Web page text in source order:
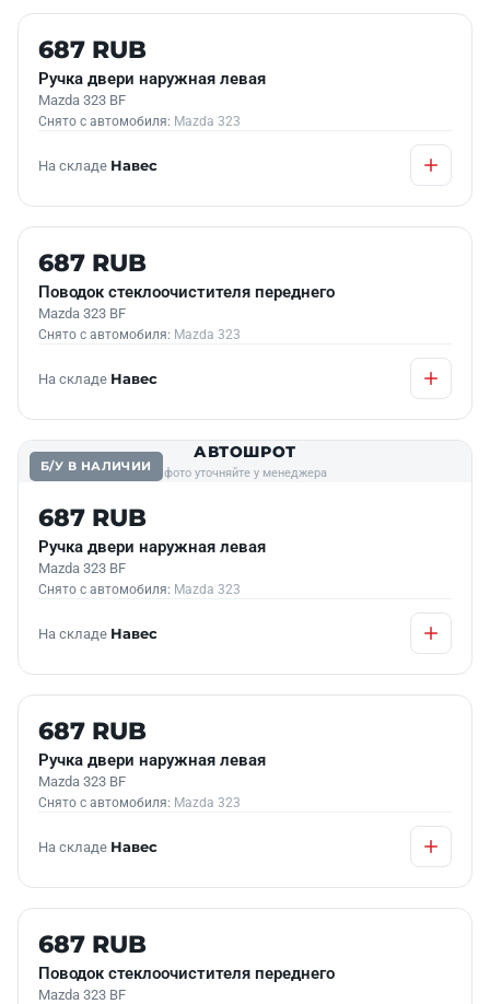
Б/У В НАЛИЧИИ
687 RUB
Ручка двери наружная левая
Mazda 323 BF
Снято с автомобиля: Mazda 323
На складе Навес
Б/У В НАЛИЧИИ
687 RUB
Поводок стеклоочистителя переднего
Mazda 323 BF
Снято с автомобиля: Mazda 323
На складе Навес
Б/У В НАЛИЧИИ
АВТОШРОТ
фото уточняйте у менеджера
687 RUB
Ручка двери наружная левая
Mazda 323 BF
Снято с автомобиля: Mazda 323
На складе Навес
Б/У В НАЛИЧИИ
687 RUB
Ручка двери наружная левая
Mazda 323 BF
Снято с автомобиля: Mazda 323
На складе Навес
Б/У В НАЛИЧИИ
687 RUB
Поводок стеклоочистителя переднего
Mazda 323 BF